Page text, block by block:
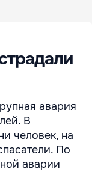
авария
В
человек, на
По
аварии